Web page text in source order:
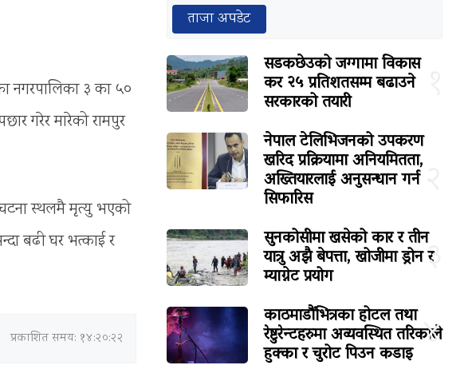
नगरपालिका ३ का ५०
गरेर मारेको रामपुर
घटना स्थलमै मृत्यु भएको
बढी घर भत्काई र
प्रकाशित समय: १४:२०:२२
ताजा अपडेट
सडकछेउको जग्गामा विकास
कर २५ प्रतिशतसम्म बढाउने
सरकारको तयारी
नेपाल टेलिभिजनको उपकरण
खरिद प्रक्रियामा अनियमितता,
अख्तियारलाई अनुसन्धान गर्न
सिफारिस
३
सुनकोसीमा खसेको कार र तीन
यात्रु अझै बेपत्ता, खोजीमा ड्रोन र
म्याग्नेट प्रयोग
४
काठमाडौंभित्रका होटल तथा
रेष्टुरेन्टहरुमा अव्यवस्थित तरिकाले
हुक्का र चुरोट पिउन कडाइ